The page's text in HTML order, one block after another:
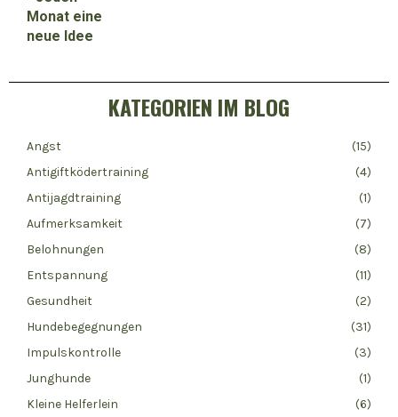
KATEGORIEN IM BLOG
Angst
(15)
Antigiftködertraining
(4)
Antijagdtraining
(1)
Aufmerksamkeit
(7)
Belohnungen
(8)
Entspannung
(11)
Gesundheit
(2)
Hundebegegnungen
(31)
Impulskontrolle
(3)
Junghunde
(1)
Kleine Helferlein
(6)